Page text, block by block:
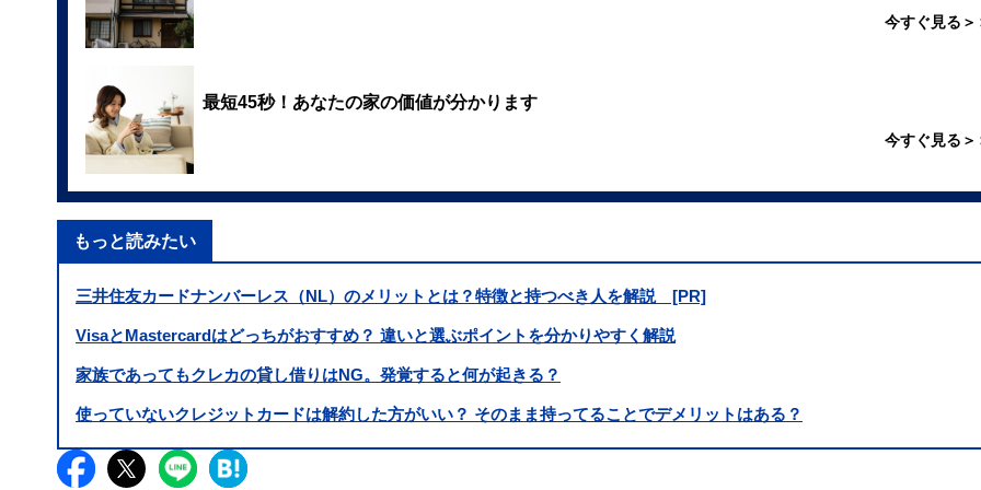
今すぐ見る＞
最短45秒！あなたの家の価値が分かります
今すぐ見る＞
もっと読みたい
三井住友カードナンバーレス（NL）のメリットとは？特徴と持つべき人を解説 [PR]
VisaとMastercardはどっちがおすすめ？ 違いと選ぶポイントを分かりやすく解説
家族であってもクレカの貸し借りはNG。発覚すると何が起きる？
使っていないクレジットカードは解約した方がいい？ そのまま持ってることでデメリットはある？